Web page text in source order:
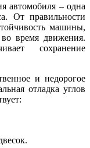
автомобиля – одна
От правильности
машины,
во время движения.
сохранение
и недорогое
отладка углов